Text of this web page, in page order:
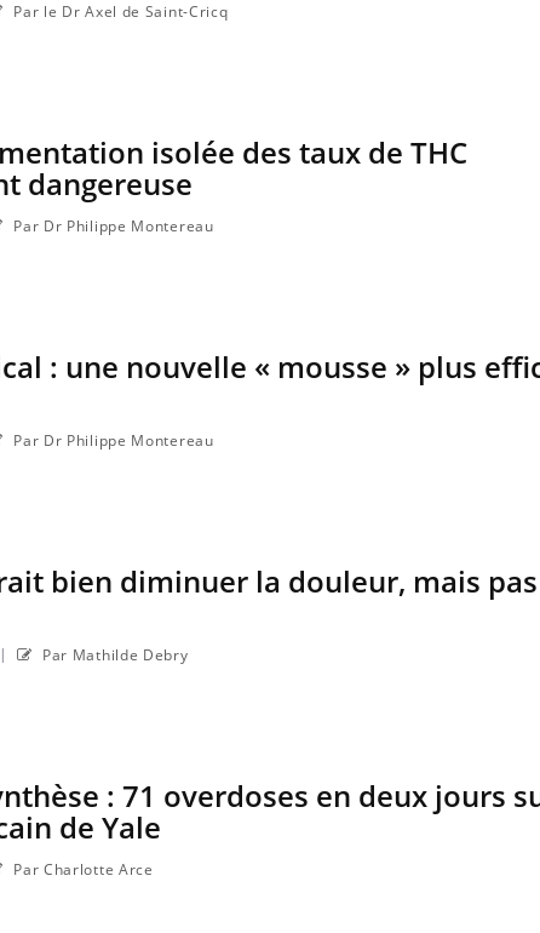
Par le Dr Axel de Saint-Cricq
isolée des taux de THC
dangereuse
Par Dr Philippe Montereau
: une nouvelle « mousse » plus
Par Dr Philippe Montereau
bien diminuer la douleur, mais
| Par Mathilde Debry
: 71 overdoses en deux jours
de Yale
Par Charlotte Arce